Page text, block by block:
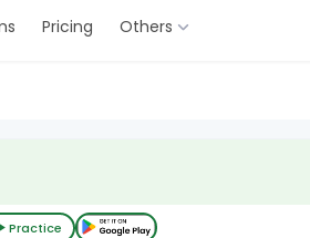
Pricing Others
Practice